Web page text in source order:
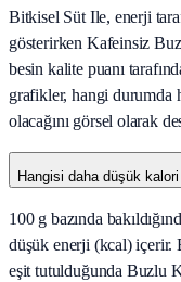
Bitkisel Süt Ile, enerji
gösterirken Kafeinsiz
besin kalite puanı
grafikler, hangi durumda
olacağını görsel olarak
Hangisi daha düşük
100 g bazında
düşük enerji (kcal) içerir.
eşit tutulduğunda Buzlu